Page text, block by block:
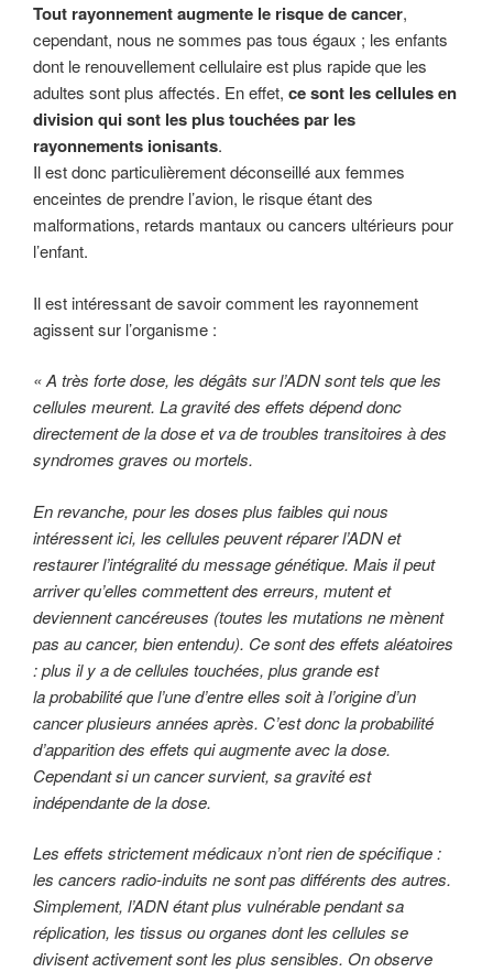
Tout rayonnement augmente le risque de cancer,
cependant, nous ne sommes pas tous égaux ; les enfants
dont le renouvellement cellulaire est plus rapide que les
adultes sont plus affectés. En effet, ce sont les cellules en
division qui sont les plus touchées par les
rayonnements ionisants.
Il est donc particulièrement déconseillé aux femmes
enceintes de prendre l’avion, le risque étant des
malformations, retards mantaux ou cancers ultérieurs pour
l’enfant.
Il est intéressant de savoir comment les rayonnement
agissent sur l’organisme :
« A très forte dose, les dégâts sur l’ADN sont tels que les
cellules meurent. La gravité des effets dépend donc
directement de la dose et va de troubles transitoires à des
syndromes graves ou mortels.
En revanche, pour les doses plus faibles qui nous
intéressent ici, les cellules peuvent réparer l’ADN et
restaurer l’intégralité du message génétique. Mais il peut
arriver qu’elles commettent des erreurs, mutent et
deviennent cancéreuses (toutes les mutations ne mènent
pas au cancer, bien entendu). Ce sont des effets aléatoires
: plus il y a de cellules touchées, plus grande est
la probabilité que l’une d’entre elles soit à l’origine d’un
cancer plusieurs années après. C’est donc la probabilité
d’apparition des effets qui augmente avec la dose.
Cependant si un cancer survient, sa gravité est
indépendante de la dose.
Les effets strictement médicaux n’ont rien de spécifique :
les cancers radio-induits ne sont pas différents des autres.
Simplement, l’ADN étant plus vulnérable pendant sa
réplication, les tissus ou organes dont les cellules se
divisent activement sont les plus sensibles. On observe